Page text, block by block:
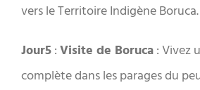
vers le Territoire Indigène
Jour5 : Visite de Boruca : Vivez
complète dans les parages du